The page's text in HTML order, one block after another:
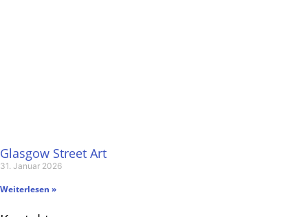
Glasgow Street Art
31. Januar 2026
Weiterlesen »